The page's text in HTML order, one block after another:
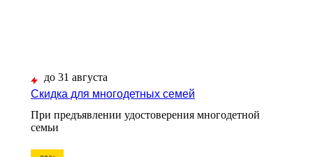
до 31 августа
Скидка для многодетных семей
При предъявлении удостоверения многодетной
семьи